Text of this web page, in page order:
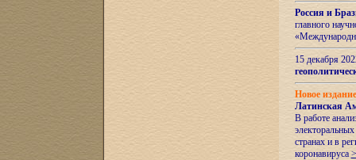
Россия и
главного
15 декабря
Новое
Латинская
В работе
странах и в
коронавируса